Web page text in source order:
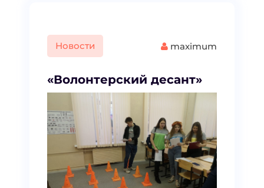
Новости maximum
«Волонтерский десант»